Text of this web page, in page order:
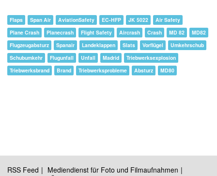
Flaps Span Air AviationSafety EC-HFP JK 5022
Air Safety
Plane Crash
Planecrash Flight Safety Aircrash Crash MD 82
MD82
Flugzeugabsturz
Spanair Landeklappen Slats Vorflügel
Umkehrschub
Schubumkehr
Flugunfall Unfall Madrid
Triebwerksexplosion
Triebwerksbrand
Brand Triebwerksprobleme Absturz MD80
RSS Feed
Mediendienst für Foto und Filmaufnahmen